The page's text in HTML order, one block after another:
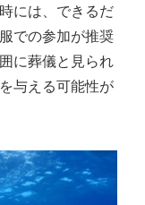
には、できるだ
での参加が推奨
に葬儀と見られ
与える可能性が